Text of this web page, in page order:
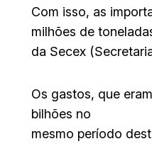
Com isso, as
milhões de
da Secex
Os gastos, que
bilhões no
mesmo período